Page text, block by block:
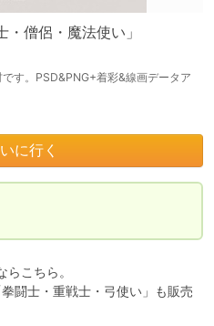
・僧侶・魔法使い」
す。PSD&PNG+着彩&線画データア
に行く
こちら。
闘士・重戦士・弓使い」も販売